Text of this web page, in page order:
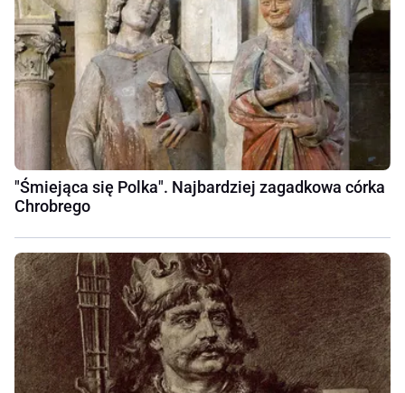
"Śmiejąca się Polka". Najbardziej zagadkowa córka
Chrobrego